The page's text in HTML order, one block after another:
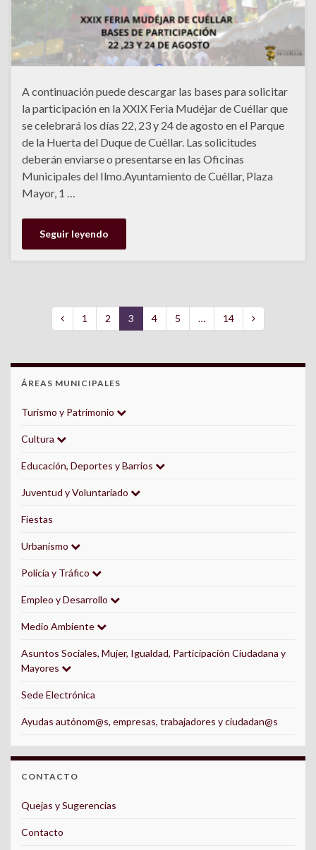
A continuación puede descargar las bases para solicitar
la participación en la XXIX Feria Mudéjar de Cuéllar que
se celebrará los días 22, 23 y 24 de agosto en el Parque
de la Huerta del Duque de Cuéllar. Las solicitudes
deberán enviarse o presentarse en las Oficinas
Municipales del Ilmo.Ayuntamiento de Cuéllar, Plaza
Mayor, 1 …
Seguir leyendo
1 2 3 4 5 … 14
ÁREAS MUNICIPALES
Turismo y Patrimonio
Cultura
Educación, Deportes y Barrios
Juventud y Voluntariado
Fiestas
Urbanismo
Policía y Tráfico
Empleo y Desarrollo
Medio Ambiente
Asuntos Sociales, Mujer, Igualdad, Participación Ciudadana y
Mayores
Sede Electrónica
Ayudas autónom@s, empresas, trabajadores y ciudadan@s
CONTACTO
Quejas y Sugerencias
Contacto